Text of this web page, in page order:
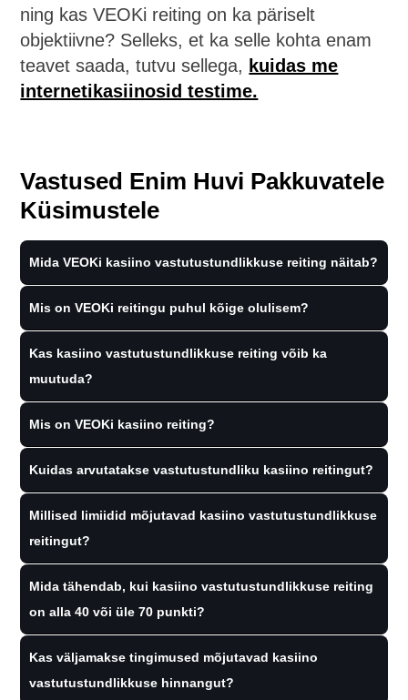
ning kas VEOKi reiting on ka päriselt
objektiivne? Selleks, et ka selle kohta enam
teavet saada, tutvu sellega, kuidas me
internetikasiinosid testime.
Vastused Enim Huvi Pakkuvatele
Küsimustele
Mida VEOKi kasiino vastutustundlikkuse reiting näitab?
Mis on VEOKi reitingu puhul kõige olulisem?
Kas kasiino vastutustundlikkuse reiting võib ka
muutuda?
Mis on VEOKi kasiino reiting?
Kuidas arvutatakse vastutustundliku kasiino reitingut?
Millised limiidid mõjutavad kasiino vastutustundlikkuse
reitingut?
Mida tähendab, kui kasiino vastutustundlikkuse reiting
on alla 40 või üle 70 punkti?
Kas väljamakse tingimused mõjutavad kasiino
vastutustundlikkuse hinnangut?